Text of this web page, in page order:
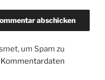
um Spam zu